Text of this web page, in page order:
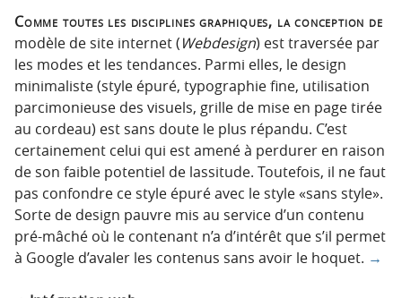
Comme toutes les disciplines graphiques, la conception de
modèle de site internet (Webdesign) est traversée par
les modes et les tendances. Parmi elles, le design
minimaliste (style épuré, typographie fine, utilisation
parcimonieuse des visuels, grille de mise en page tirée
au cordeau) est sans doute le plus répandu. C’est
certainement celui qui est amené à perdurer en raison
de son faible potentiel de lassitude. Toutefois, il ne faut
pas confondre ce style épuré avec le style «sans style».
Sorte de design pauvre mis au service d’un contenu
pré-mâché où le contenant n’a d’intérêt que s’il permet
à Google d’avaler les contenus sans avoir le hoquet. →